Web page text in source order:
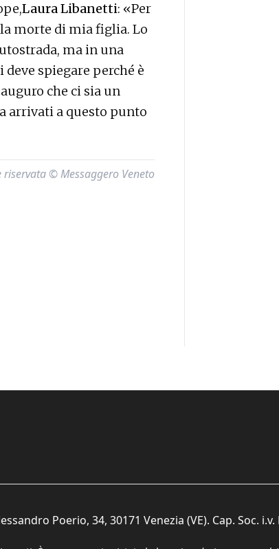
Laura Libanetti: «Per
morte di mia figlia. Lo
ma in una
deve spiegare perché è
che ci sia un
arrivati a questo punto
riservata © Messaggero Veneto
Poerio, 34, 30171 Venezia (VE). Cap. Soc. i.v.